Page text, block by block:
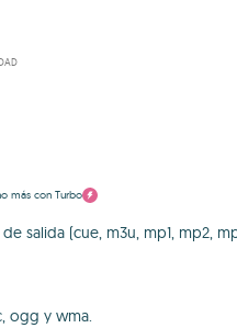
más con Turbo
(cue, m3u, mp1, mp2,
ogg y wma.